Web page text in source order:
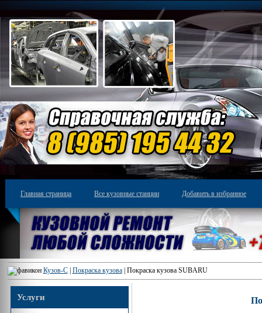
Главная страница Все кузовные станции Добавить в избранное
Кузов-С| Покраска кузова| Покраска кузова SUBARU
Услуги